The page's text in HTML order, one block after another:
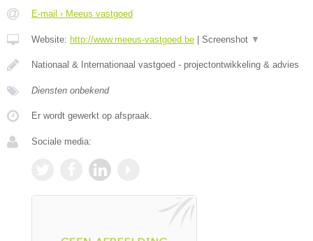
E-mail › Meeus vastgoed
Website: http://www.meeus-vastgoed.be Screenshot ▼
Nationaal & Internationaal vastgoed - projectontwikkeling & advies
Diensten onbekend
Er wordt gewerkt op afspraak.
Sociale media: